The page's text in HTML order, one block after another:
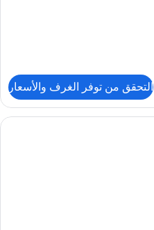
التحقق من توفر الغرف والأسعار
خزنة داخل الغرفة ومكتب وستائر تعتيم